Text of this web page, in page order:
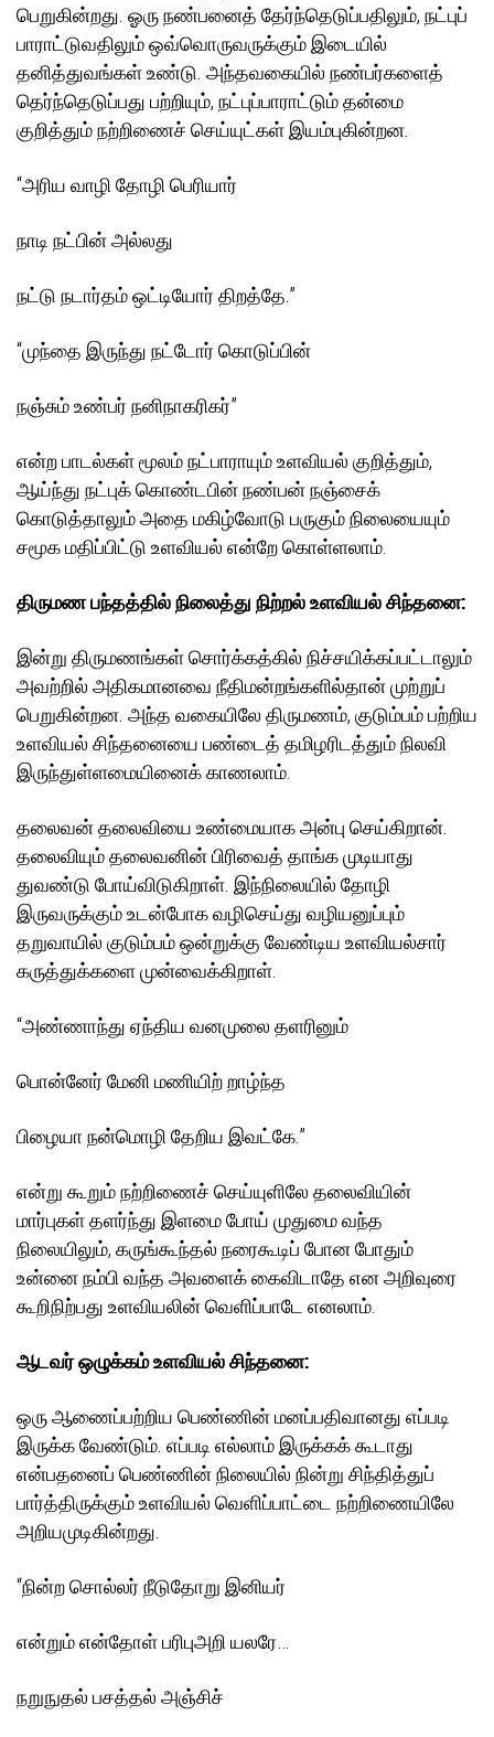
பெறுகின்றது. ஓரு நண்பனைத் தேர்ந்தெடுப்பதிலும், நட்புப்
பாராட்டுவதிலும் ஒவ்வொருவருக்கும் இடையில்
தனித்துவங்கள் உண்டு. அந்தவகையில் நண்பர்களைத்
தெர்ந்தெடுப்பது பற்றியும், நட்புப்பாராட்டும் தன்மை
குறித்தும் நற்றிணைச் செய்யுட்கள் இயம்புகின்றன.
“அரிய வாழி தோழி பெரியார்
நாடி நட்பின் அல்லது
நட்டு நடார்தம் ஒட்டியோர் திறத்தே.”
“முந்தை இருந்து நட்டோர் கொடுப்பின்
நஞ்சும் உண்பர் நனிநாகரிகர்”
என்ற பாடல்கள் மூலம் நட்பாராயும் உளவியல் குறித்தும்,
ஆய்ந்து நட்புக் கொண்டபின் நண்பன் நஞ்சைக்
கொடுத்தாலும் அதை மகிழ்வோடு பருகும் நிலையையும்
சமூக மதிப்பிட்டு உளவியல் என்றே கொள்ளலாம்.
திருமண பந்தத்தில் நிலைத்து நிற்றல் உளவியல் சிந்தனை:
இன்று திருமணங்கள் சொர்க்கத்கில் நிச்சயிக்கப்பட்டாலும்
அவற்றில் அதிகமானவை நீதிமன்றங்களில்தான் முற்றுப்
பெறுகின்றன. அந்த வகையிலே திருமணம், குடும்பம் பற்றிய
உளவியல் சிந்தனையை பண்டைத் தமிழரிடத்தும் நிலவி
இருந்துள்ளமையினைக் காணலாம்.
தலைவன் தலைவியை உண்மையாக அன்பு செய்கிறான்.
தலைவியும் தலைவனின் பிரிவைத் தாங்க முடியாது
துவண்டு போய்விடுகிறாள். இந்நிலையில் தோழி
இருவருக்கும் உடன்போக வழிசெய்து வழியனுப்பும்
தறுவாயில் குடும்பம் ஒன்றுக்கு வேண்டிய உளவியல்சார்
கருத்துக்களை முன்வைக்கிறாள்.
“அண்ணாந்து ஏந்திய வனமுலை தளரினும்
பொன்னேர் மேனி மணியிற் றாழ்ந்த
பிழையா நன்மொழி தேறிய இவட்கே.”
என்று கூறும் நற்றிணைச் செய்யுளிலே தலைவியின்
மார்புகள் தளர்ந்து இளமை போய் முதுமை வந்த
நிலையிலும், கருங்கூந்தல் நரைகூடிப் போன போதும்
உன்னை நம்பி வந்த அவளைக் கைவிடாதே என அறிவுரை
கூறிநிற்பது உளவியலின் வெளிப்பாடே எனலாம்.
ஆடவர் ஒழுக்கம் உளவியல் சிந்தனை:
ஒரு ஆணைப்பற்றிய பெண்ணின் மனப்பதிவானது எப்படி
இருக்க வேண்டும். எப்படி எல்லாம் இருக்கக் கூடாது
என்பதனைப் பெண்ணின் நிலையில் நின்று சிந்தித்துப்
பார்த்திருக்கும் உளவியல் வெளிப்பாட்டை நற்றிணையிலே
அறியமுடிகின்றது.
“நின்ற சொல்லர் நீடுதோறு இனியர்
என்றும் என்தோள் பரிபுஅறி யலரே…
நறுநுதல் பசத்தல் அஞ்சிச்